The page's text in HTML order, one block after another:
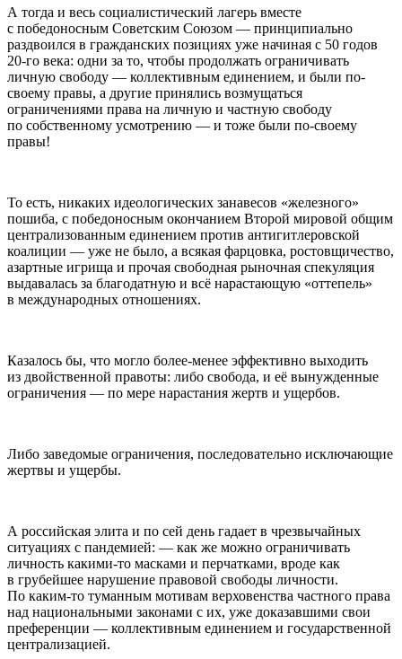
А тогда и весь социалистический лагерь вместе
с победоносным Советским Союзом — принципиально
раздвоился в гражданских позициях уже начиная с 50 годов
20-го века: одни за то, чтобы продолжать ограничивать
личную свободу — коллективным единением, и были по-
своему правы, а другие принялись возмущаться
ограничениями права на личную и частную свободу
по собственному усмотрению — и тоже были по-своему
правы!
То есть, никаких идеологических занавесов «железного»
пошиба, с победоносным окончанием Второй мировой общим
централизованным единением против антигитлеровской
коалиции — уже не было, а всякая фарцовка, ростовщичество,
азартные игрища и прочая свободная рыночная спекуляция
выдавалась за благодатную и всё нарастающую «оттепель»
в международных отношениях.
Казалось бы, что могло более-менее эффективно выходить
из двойственной правоты: либо свобода, и её вынужденные
ограничения — по мере нарастания жертв и ущербов.
Либо заведомые ограничения, последовательно исключающие
жертвы и ущербы.
А российская элита и по сей день гадает в чрезвычайных
ситуациях с пандемией: — как же можно ограничивать
личность какими-то масками и перчатками, вроде как
в грубейшее нарушение правовой свободы личности.
По каким-то туманным мотивам верховенства частного права
над национальными законами с их, уже доказавшими свои
преференции — коллективным единением и государственной
централизацией.